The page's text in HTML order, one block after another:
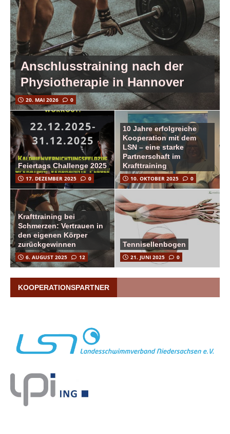
Anschlusstraining nach der
Physiotherapie in Hannover
20. MAI 2026 0
Feiertags Challenge 2025
17. DEZEMBER 2025 0
10 Jahre erfolgreiche
Kooperation mit dem
LSN – eine starke
Partnerschaft im
Krafttraining
10. OKTOBER 2025 0
Krafttraining bei
Schmerzen: Vertrauen in
den eigenen Körper
zurückgewinnen
6. AUGUST 2025 12
Tennisellenbogen
21. JUNI 2025 0
KOOPERATIONSPARTNER